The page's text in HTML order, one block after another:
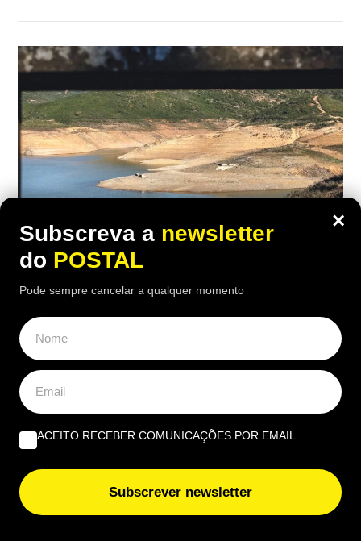
,
Barlavento algarvio entre as bacias
com mais água no final de julho
09:30 8 Agosto, 2026|Cristina Mendonça
terceira bacia com mais água, enquanto quase
todo o país apresentava níveis acima do normal
×
Subscreva a newsletter
do POSTAL
Pode sempre cancelar a qualquer momento
ACEITO RECEBER COMUNICAÇÕES POR EMAIL
Subscrever newsletter